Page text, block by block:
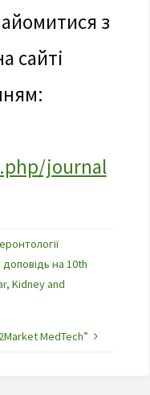
з
сайті
journal
на 10th
Kidney and
MedTech”